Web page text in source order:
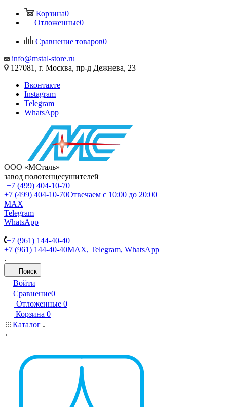
Корзина0
Отложенные0
Сравнение товаров0
info@mstal-store.ru
127081, г. Москва, пр-д Дежнева, 23
Вконтакте
Instagram
Telegram
WhatsApp
ООО «МСталь»
завод полотенцесушителей
+7 (499) 404-10-70
+7 (499) 404-10-70Отвечаем с 10:00 до 20:00
MAX
Telegram
WhatsApp
+7 (961) 144-40-40
+7 (961) 144-40-40MAX, Telegram, WhatsApp
Поиск
Войти
Сравнение0
Отложенные 0
Корзина 0
Каталог